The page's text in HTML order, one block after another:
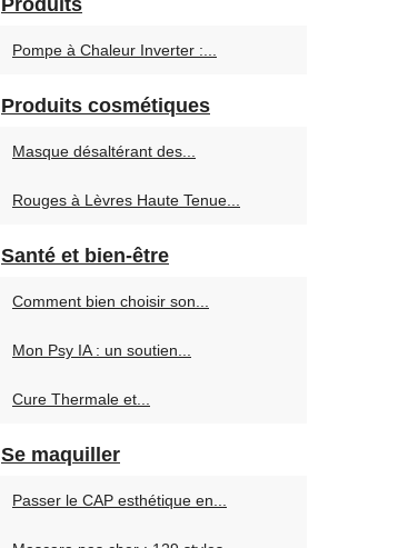
Produits
Pompe à Chaleur Inverter :...
Produits cosmétiques
Masque désaltérant des...
Rouges à Lèvres Haute Tenue...
Santé et bien-être
Comment bien choisir son...
Mon Psy IA : un soutien...
Cure Thermale et...
Se maquiller
Passer le CAP esthétique en...